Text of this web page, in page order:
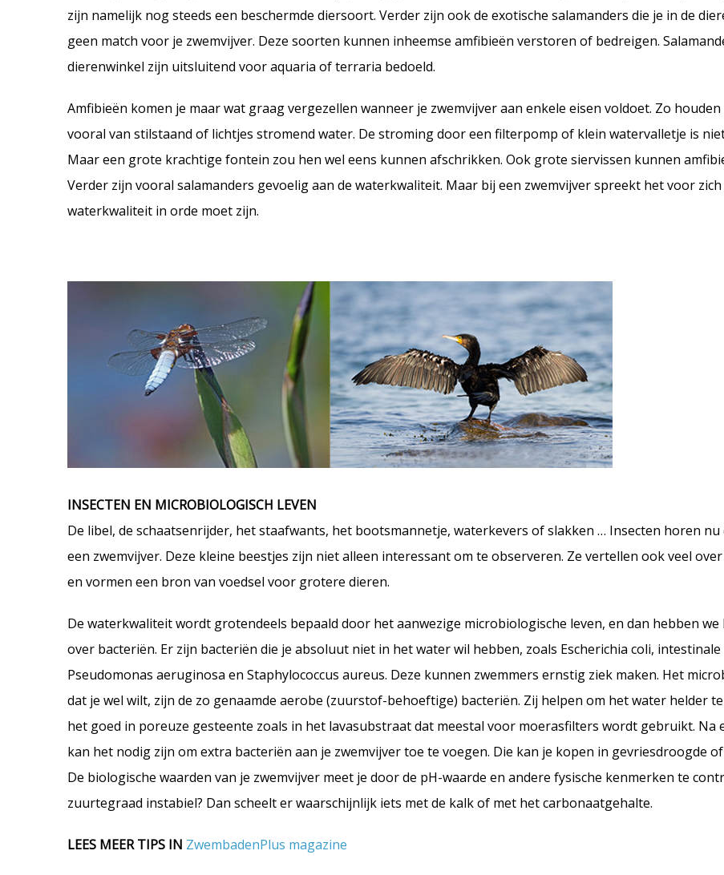
zijn namelijk nog steeds een beschermde diersoort. Verder zijn ook de exotische salamanders die je in de
geen match voor je zwemvijver. Deze soorten kunnen inheemse amfibieën verstoren of bedreigen.
dierenwinkel zijn uitsluitend voor aquaria of terraria bedoeld.
Amfibieën komen je maar wat graag vergezellen wanneer je zwemvijver aan enkele eisen voldoet. Zo houden
vooral van stilstaand of lichtjes stromend water. De stroming door een filterpomp of klein watervalletje is
Maar een grote krachtige fontein zou hen wel eens kunnen afschrikken. Ook grote siervissen kunnen
Verder zijn vooral salamanders gevoelig aan de waterkwaliteit. Maar bij een zwemvijver spreekt het voor zich
waterkwaliteit in orde moet zijn.
INSECTEN EN MICROBIOLOGISCH LEVEN
De libel, de schaatsenrijder, het staafwants, het bootsmannetje, waterkevers of slakken … Insecten horen
een zwemvijver. Deze kleine beestjes zijn niet alleen interessant om te observeren. Ze vertellen ook veel
en vormen een bron van voedsel voor grotere dieren.
De waterkwaliteit wordt grotendeels bepaald door het aanwezige microbiologische leven, en dan hebben
over bacteriën. Er zijn bacteriën die je absoluut niet in het water wil hebben, zoals Escherichia coli, intestinale
Pseudomonas aeruginosa en Staphylococcus aureus. Deze kunnen zwemmers ernstig ziek maken. Het
dat je wel wilt, zijn de zo genaamde aerobe (zuurstof-behoeftige) bacteriën. Zij helpen om het water helder
het goed in poreuze gesteente zoals in het lavasubstraat dat meestal voor moerasfilters wordt gebruikt. Na
kan het nodig zijn om extra bacteriën aan je zwemvijver toe te voegen. Die kan je kopen in gevriesdroogde
De biologische waarden van je zwemvijver meet je door de pH-waarde en andere fysische kenmerken te
zuurtegraad instabiel? Dan scheelt er waarschijnlijk iets met de kalk of met het carbonaatgehalte.
LEES MEER TIPS IN ZwembadenPlus magazine